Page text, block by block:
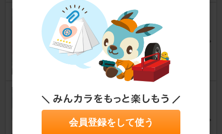
PIONEER / carrozzeria FH-930
0DVS
iQ [KGJ10/NGJ10]
Feniさん
3
ATS WHEELS STREET RALL
Y
iQ [KGJ10/NGJ10]
500Pっ。さん
会員登録をして使う